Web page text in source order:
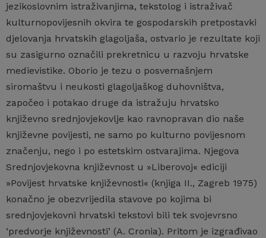
jezikoslovnim istraživanjima, tekstolog i istraživač
kulturnopovijesnih okvira te gospodarskih pretpostavki
djelovanja hrvatskih glagoljaša, ostvario je rezultate koji
su zasigurno označili prekretnicu u razvoju hrvatske
medievistike. Oborio je tezu o posvemašnjem
siromaštvu i neukosti glagoljaškog duhovništva,
započeo i potakao druge da istražuju hrvatsko
književno srednjovjekovlje kao ravnopravan dio naše
književne povijesti, ne samo po kulturno povijesnom
značenju, nego i po estetskim ostvarajima. Njegova
Srednjovjekovna književnost u »Liberovoj« ediciji
»Povijest hrvatske književnosti« (knjiga II., Zagreb 1975)
konačno je obezvrijedila stavove po kojima bi
srednjovjekovni hrvatski tekstovi bili tek svojevrsno
‘predvorje književnosti’ (A. Cronia). Pritom je izgrađivao